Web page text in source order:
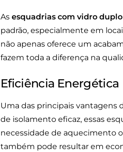
As esquadrias com vidro duplo
padrão, especialmente em
não apenas oferece um
fazem toda a diferença na
Eficiência Energética
Uma das principais vantagens
de isolamento eficaz, essas
necessidade de aquecimento
também pode resultar em